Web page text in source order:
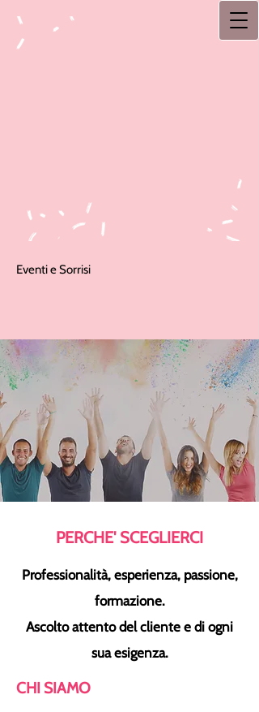
Eventi e Sorrisi
PERCHE' SCEGLIERCI
Professionalità, esperienza, passione,
formazione.
Ascolto attento del cliente e di ogni
sua esigenza.
CHI SIAMO